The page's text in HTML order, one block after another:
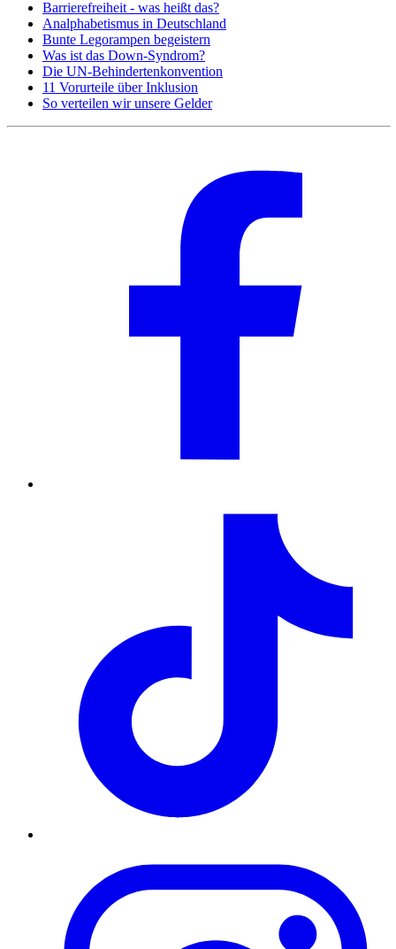
Barrierefreiheit - was heißt das?
Analphabetismus in Deutschland
Bunte Legorampen begeistern
Was ist das Down-Syndrom?
Die UN-Behindertenkonvention
11 Vorurteile über Inklusion
So verteilen wir unsere Gelder